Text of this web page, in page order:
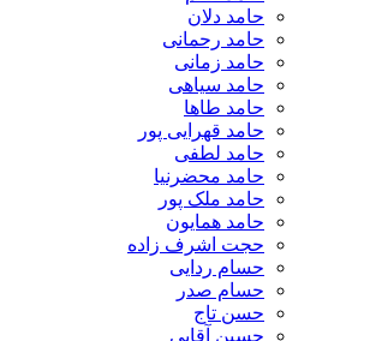
حامد دلان
حامد رحمانی
حامد زمانی
حامد سیاهی
حامد طاها
حامد قهرایی پور
حامد لطفی
حامد محضرنیا
حامد ملک پور
حامد همایون
حجت اشرف زاده
حسام ردایی
حسام صدر
حسن تاج
حسین آقایی